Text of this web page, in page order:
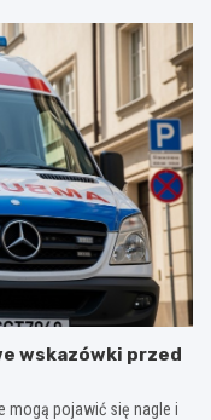
wskazówki przed
mogą pojawić się nagle i